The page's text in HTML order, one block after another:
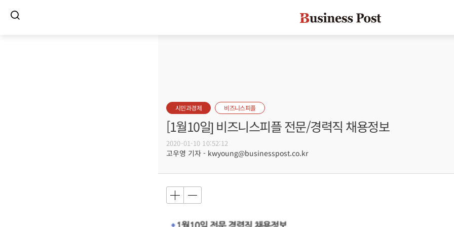
시민과경제 비즈니스피플
[1월10일] 비즈니스피플 전문/경력직 채용정보
2020-01-10 10:52:12
고우영 기자 - kwyoung@businesspost.co.kr